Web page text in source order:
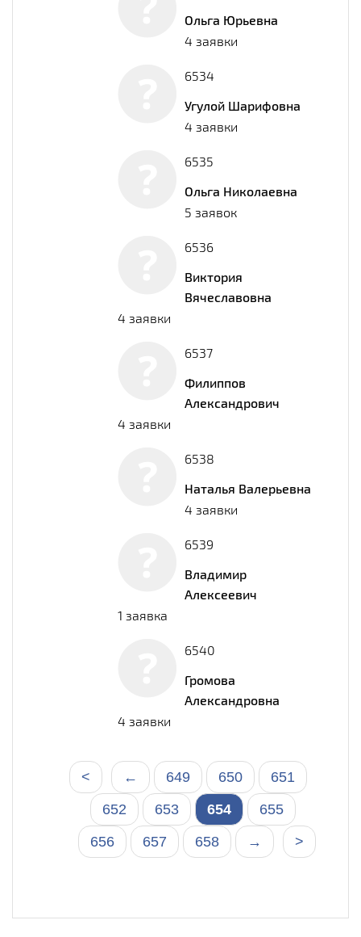
Ольга Юрьевна
4 заявки
6534
Угулой Шарифовна
4 заявки
6535
Ольга Николаевна
5 заявок
6536
Виктория
Вячеславовна
4 заявки
6537
Филиппов
Александрович
4 заявки
6538
Наталья Валерьевна
4 заявки
6539
Владимир
Алексеевич
1 заявка
6540
Громова
Александровна
4 заявки
←
< 649 650
651
652
653 654
655
656
657 658 >
→